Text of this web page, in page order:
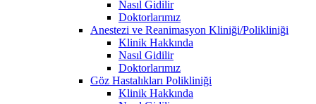
Nasıl Gidilir
Doktorlarımız
Anestezi ve Reanimasyon Kliniği/Polikliniği
Klinik Hakkında
Nasıl Gidilir
Doktorlarımız
Göz Hastalıkları Polikliniği
Klinik Hakkında